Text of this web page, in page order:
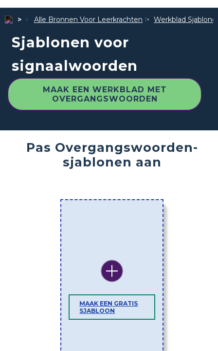
Alle Bronnen Voor Leerkrachten Werkblad
Sjablonen voor
signaalwoorden
MAAK EEN WERKBLAD MET
OVERGANGSWOORDEN
Pas Overgangswoorden-
sjablonen aan
MAAK EEN GRATIS
SJABLOON